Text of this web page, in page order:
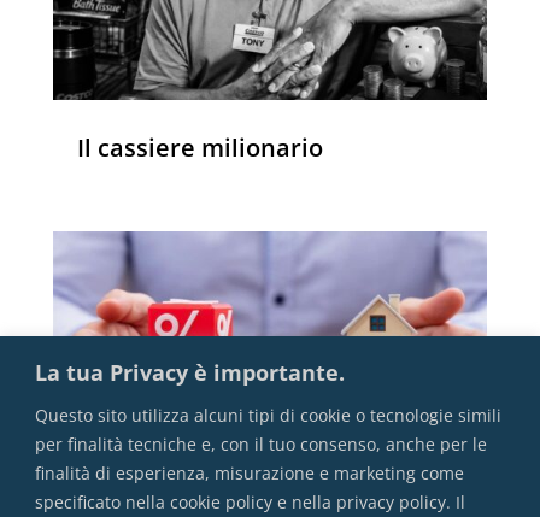
La tua Privacy è importante.
Questo sito utilizza alcuni tipi di cookie o tecnologie simili
per finalità tecniche e, con il tuo consenso, anche per le
finalità di esperienza, misurazione e marketing come
specificato nella cookie policy e nella privacy policy. Il
Il cassiere milionario